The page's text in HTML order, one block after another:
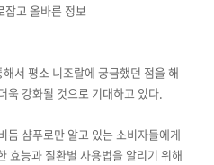
잡고 올바른 정보
서 평소 니조랄에 궁금했던 점을 해
욱 강화될 것으로 기대하고 있다.
듬 샴푸로만 알고 있는 소비자들에게
효능과 질환별 사용법을 알리기 위해